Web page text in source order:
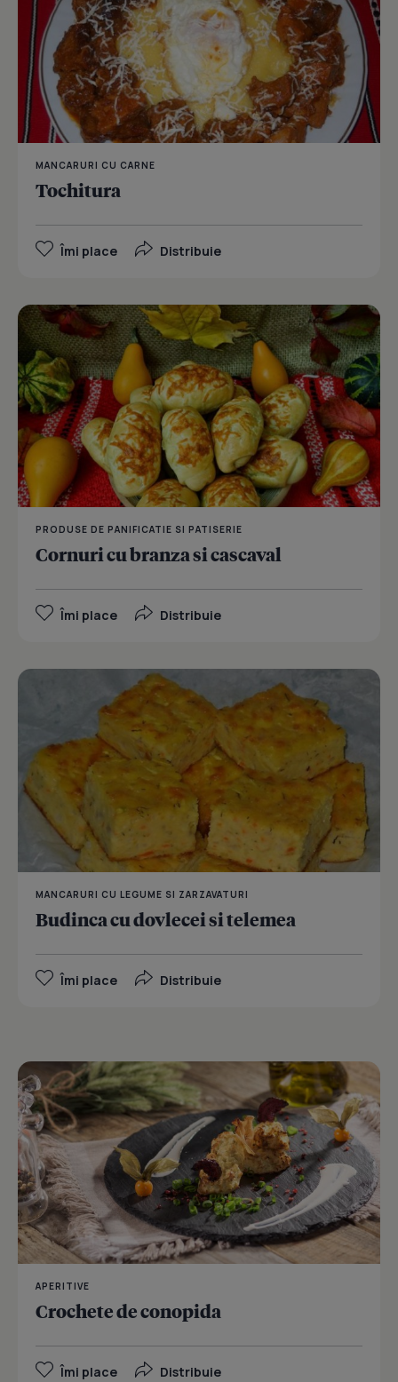
MANCARURI CU CARNE
Tochitura
Îmi place Distribuie
PRODUSE DE PANIFICATIE SI PATISERIE
Cornuri cu branza si cascaval
Îmi place Distribuie
MANCARURI CU LEGUME SI ZARZAVATURI
Budinca cu dovlecei si telemea
Îmi place Distribuie
APERITIVE
Crochete de conopida
Îmi place Distribuie